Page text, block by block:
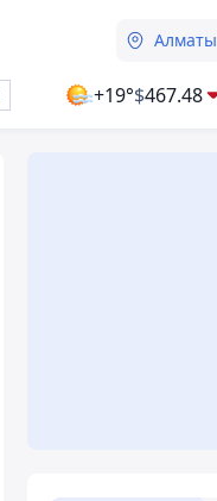
Алматы
+19°$467.48